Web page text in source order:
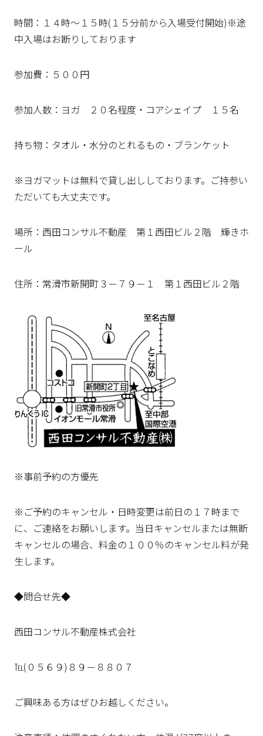
時間：１４時～１５時(１５分前から入場受付開始)※途
中入場はお断りしております
参加費：５００円
参加人数：ヨガ ２０名程度・コアシェイプ １５名
持ち物：タオル・水分のとれるもの・ブランケット
※ヨガマットは無料で貸し出ししております。ご持参い
ただいても大丈夫です。
場所：西田コンサル不動産 第１西田ビル２階 輝きホ
ール
住所：常滑市新開町３－７９－１ 第１西田ビル２階
※事前予約の方優先
※ご予約のキャンセル・日時変更は前日の１７時まで
に、ご連絡をお願いします。当日キャンセルまたは無断
キャンセルの場合、料金の１００％のキャンセル料が発
生します。
◆問合せ先◆
西田コンサル不動産株式会社
℡(０５６９)８９－８８０７
ご興味ある方はぜひお越しください。